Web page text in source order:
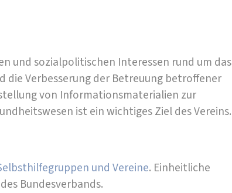
und sozialpolitischen Interessen rund um das
die Verbesserung der Betreuung betroffener
von Informationsmaterialien zur
ist ein wichtiges Ziel des Vereins.
und Vereine. Einheitliche
Bundesverbands.